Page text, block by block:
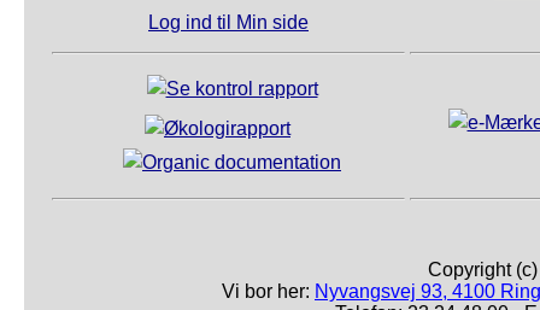
Log ind til Min side
Copyright
Vi bor her: Nyvangsvej 93, 4100